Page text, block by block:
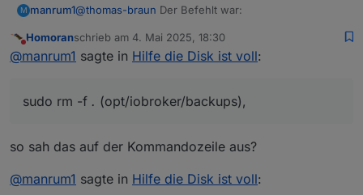
M manrum1@thomas-braun Der Befehlt war:
sudo rm -f *.* (opt/iobroker/backups),
Nicht stören
Homoranschrieb am 4. Mai 2025, 18:30
zuletzt editiert von
@manrum1 sagte in Hilfe die Disk ist voll:
sudo rm -f . (opt/iobroker/backups),
so sah das auf der Kommandozeile aus?
@manrum1 sagte in Hilfe die Disk ist voll: